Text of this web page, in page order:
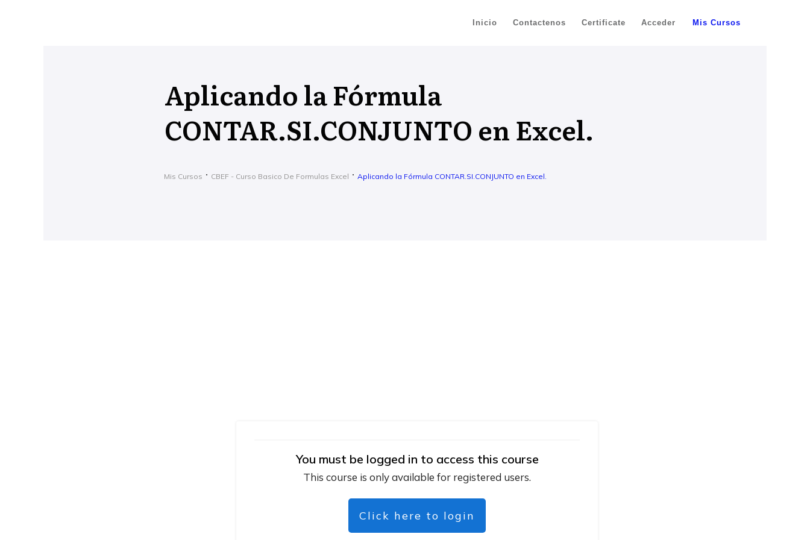
Inicio Contactenos Certificate Acceder Mis Cursos
Aplicando la Fórmula
CONTAR.SI.CONJUNTO en Excel.
Mis Cursos CBEF - Curso Basico De Formulas Excel Aplicando la Fórmula CONTAR.SI.CONJUNTO en Excel.
You must be logged in to access this course
This course is only available for registered users.
Click here to login